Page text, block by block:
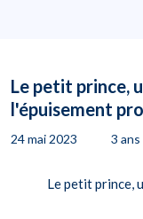
Le petit prince,
l'épuisement
24 mai 2023 3 ans
Le petit prince,